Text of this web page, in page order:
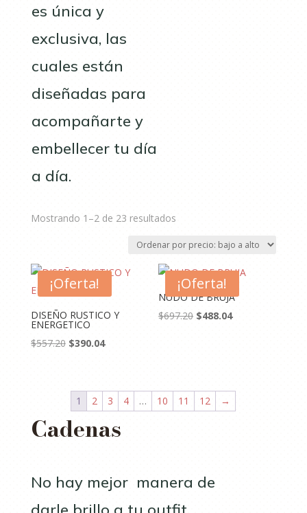
es única y
exclusiva, las
cuales están
diseñadas para
acompañarte y
embellecer tu día
a día.
Mostrando 1–2 de 23 resultadosOrdenado
precio:
a
alto
¡Oferta!
DISEÑO RUSTICO Y
ENERGETICO
$557.20 El
era:
$557.20.
$390.04El
es:
$390.04.
¡Oferta!
NUDO DE BRUJA
$697.20 El
$488.04El
1
2 3 4 … 10 11 12 →
Cadenas
No hay mejor manera de